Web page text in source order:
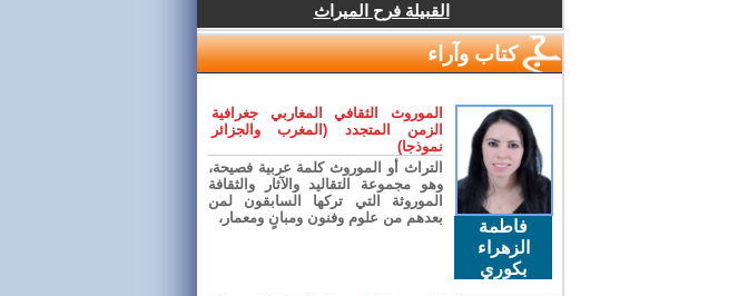
القبيلة فرح الميراث
كتاب وآراء
فاطمة
الزهراء
بكوري
الموروث الثقافي المغاربي جغرافية
الزمن المتجدد (المغرب والجزائر
نموذجا)
التراث أو الموروث كلمة عربية فصيحة،
وهو مجموعة التقاليد والآثار والثقافة
الموروثة التي تركها السابقون لمن
بعدهم من علوم وفنون ومبانٍ ومعمار،